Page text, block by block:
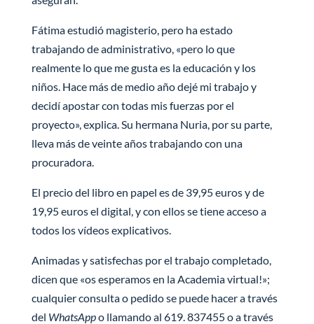
Fátima estudió magisterio, pero ha estado
trabajando de administrativo, «pero lo que
realmente lo que me gusta es la educación y los
niños. Hace más de medio año dejé mi trabajo y
decidí apostar con todas mis fuerzas por el
proyecto», explica. Su hermana Nuria, por su parte,
lleva más de veinte años trabajando con una
procuradora.
El precio del libro en papel es de 39,95 euros y de
19,95 euros el digital, y con ellos se tiene acceso a
todos los vídeos explicativos.
Animadas y satisfechas por el trabajo completado,
dicen que «os esperamos en la Academia virtual!»;
cualquier consulta o pedido se puede hacer a través
del WhatsAppo llamando al 619. 837455 o a través